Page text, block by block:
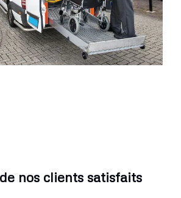
nos clients satisfaits